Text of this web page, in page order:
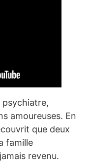
psychiatre,
amoureuses. En
que deux
famille
revenu.